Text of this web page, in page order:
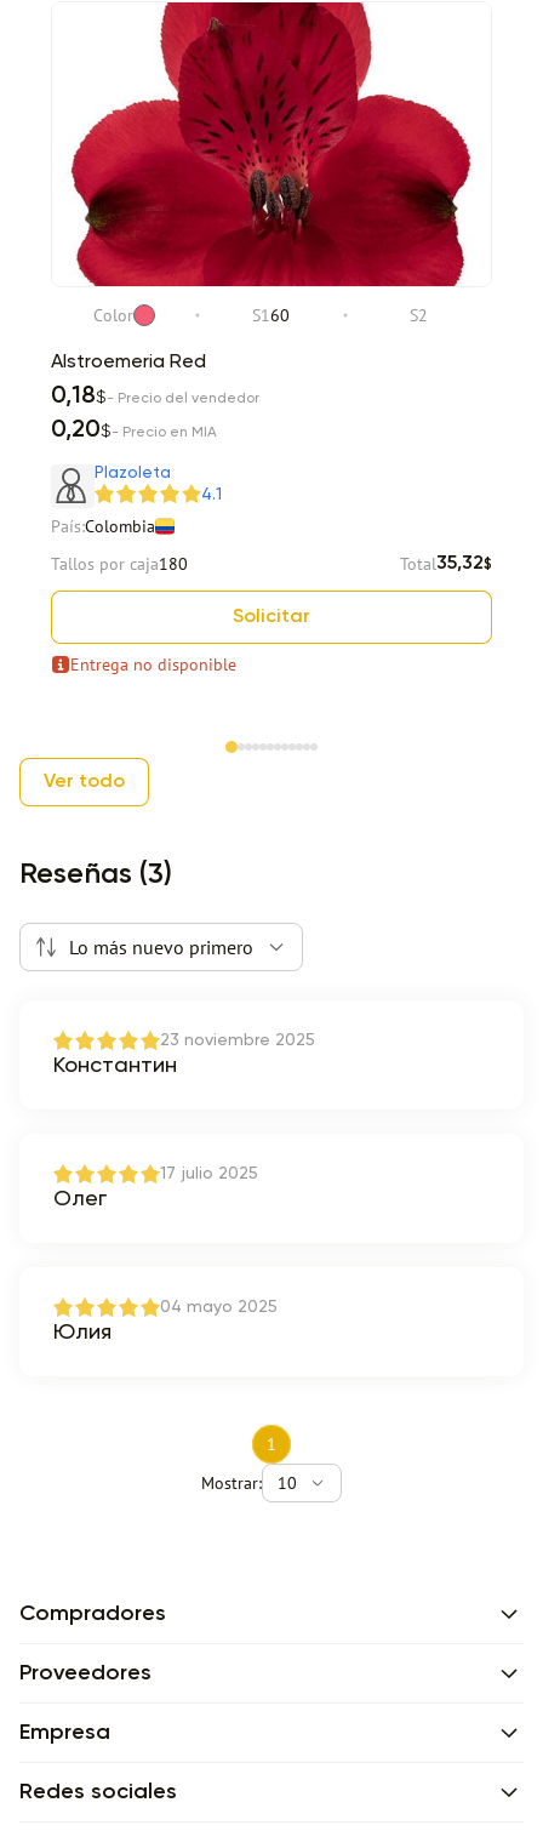
Color S160 S2
Alstroemeria Red
0,18$- Precio del vendedor
0,20$- Precio en MIA
Plazoleta
4.1
País:Colombia
Tallos por caja180 Total35,32$
Solicitar
Entrega no disponible
Item 1 of 12
Ver todo
Reseñas (3)
Lo más nuevo primero
23 noviembre 2025
Константин
17 julio 2025
Олег
04 mayo 2025
Юлия
1
Mostrar:
10
Compradores
Proveedores
Empresa
Redes sociales